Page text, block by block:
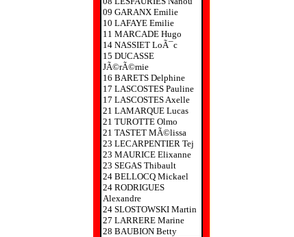
09 GARANX Emilie
10 LAFAYE Emilie
11 MARCADE Hugo
14 NASSIET LoÃ¯c
15 DUCASSE
JÃ©rÃ©mie
16 BARETS Delphine
17 LASCOSTES Pauline
17 LASCOSTES Axelle
21 LAMARQUE Lucas
21 TUROTTE Olmo
21 TASTET MÃ©lissa
23 LECARPENTIER Tej
23 MAURICE Elixanne
23 SEGAS Thibault
24 BELLOCQ Mickael
24 RODRIGUES
Alexandre
24 SLOSTOWSKI Martin
27 LARRERE Marine
28 BAUBION Betty